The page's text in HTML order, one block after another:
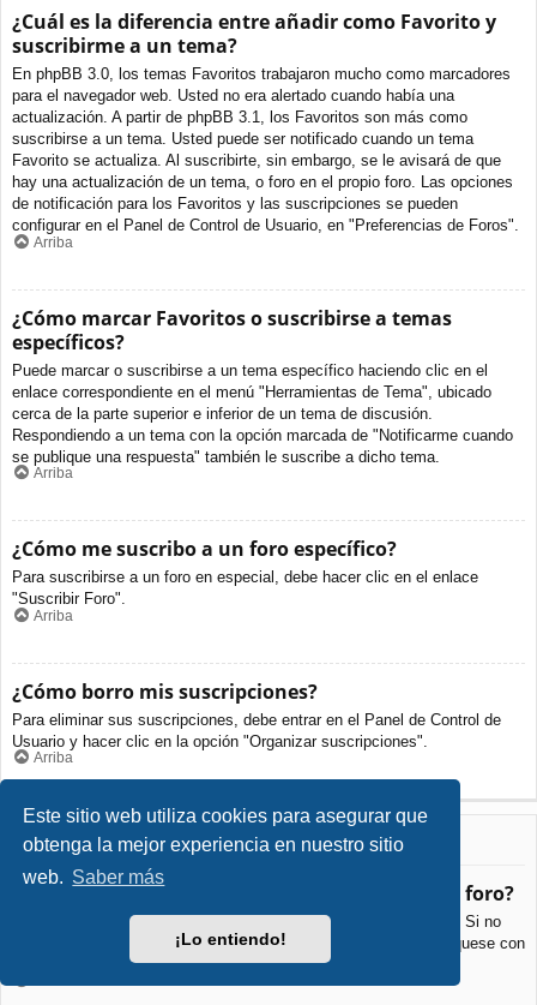
Este sitio web utiliza cookies para asegurar que
obtenga la mejor experiencia en nuestro sitio
web. Saber más
¡Lo entiendo!
¿Cuál es la diferencia entre añadir como Favorito y
suscribirme a un tema?
En phpBB 3.0, los temas Favoritos trabajaron mucho como marcadores
para el navegador web. Usted no era alertado cuando había una
actualización. A partir de phpBB 3.1, los Favoritos son más como
suscribirse a un tema. Usted puede ser notificado cuando un tema
Favorito se actualiza. Al suscribirte, sin embargo, se le avisará de que
hay una actualización de un tema, o foro en el propio foro. Las opciones
de notificación para los Favoritos y las suscripciones se pueden
configurar en el Panel de Control de Usuario, en "Preferencias de Foros".
Arriba
¿Cómo marcar Favoritos o suscribirse a temas
específicos?
Puede marcar o suscribirse a un tema específico haciendo clic en el
enlace correspondiente en el menú "Herramientas de Tema", ubicado
cerca de la parte superior e inferior de un tema de discusión.
Respondiendo a un tema con la opción marcada de "Notificarme cuando
se publique una respuesta" también le suscribe a dicho tema.
Arriba
¿Cómo me suscribo a un foro específico?
Para suscribirse a un foro en especial, debe hacer clic en el enlace
"Suscribir Foro".
Arriba
¿Cómo borro mis suscripciones?
Para eliminar sus suscripciones, debe entrar en el Panel de Control de
Usuario y hacer clic en la opción "Organizar suscripciones".
Arriba
Archivos Adjuntos
¿Qué archivos adjuntos son permitidos en este foro?
Cada foro puede permitir o no ciertos tipos de archivos adjuntos. Si no
está seguro de que tipos de archivos se pueden cargar, comuníquese con
La Administración para obtener más información.